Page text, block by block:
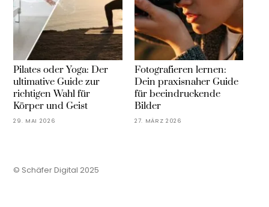
Pilates oder Yoga: Der
ultimative Guide zur
richtigen Wahl für
Körper und Geist
29. MAI 2026
Fotografieren lernen:
Dein praxisnaher Guide
für beeindruckende
Bilder
27. MÄRZ 2026
© Schäfer Digital 2025